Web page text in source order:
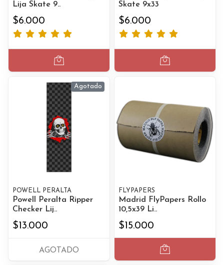
Lija Skate 9..
$6.000
Skate 9x33
$6.000
Agotado
POWELL PERALTA
Powell Peralta Ripper
Checker Lij..
$13.000
AGOTADO
FLYPAPERS
Madrid FlyPapers Rollo
10,5x39 Li..
$15.000